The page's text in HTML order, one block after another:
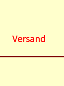
Versand